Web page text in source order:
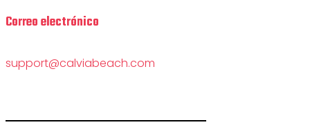
Correo electrónico
support@calviabeach.com